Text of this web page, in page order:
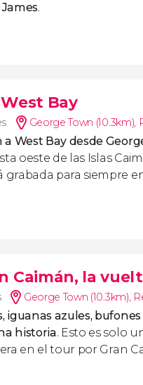
James.
Bay
George Town (10.3km),
a West Bay desde
oeste de las Islas
para siempre
Caimán, la
George Town (10.3km),
iguanas azules, bufones
historia. Esto es solo
en el tour por Gran